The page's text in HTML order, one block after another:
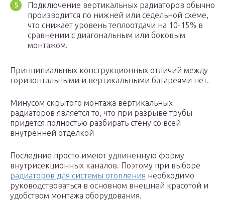
Подключение вертикальных радиаторов обычно
производится по нижней или седельной схеме,
что снижает уровень теплоотдачи на 10-15% в
сравнении с диагональным или боковым
монтажом.
Принципиальных конструкционных отличий между
горизонтальными и вертикальными батареями нет.
Минусом скрытого монтажа вертикальных
радиаторов является то, что при разрыве трубы
придется полностью разбирать стену со всей
внутренней отделкой
Последние просто имеют удлиненную форму
внутрисекционных каналов. Поэтому при выборе
радиаторов для системы отопления необходимо
руководствоваться в основном внешней красотой и
удобством монтажа оборудования.